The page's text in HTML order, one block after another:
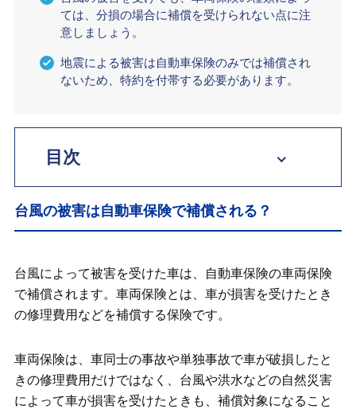
ては、分損の場合に補償を受けられない点に注
意しましょう。
地震による被害は自動車保険のみでは補償され
ないため、特約を付帯する必要があります。
目次
台風の被害は自動車保険で補償される？
自動車保険で台風の被害が補償される例
台風で自動車が被害にあった後の対処法
と保険金請求手続き
台風の被害は自動車保険で補償される？
台風によって被害を受けた車は、自動車保険の車両保険
で補償されます。車両保険とは、車が損害を受けたとき
の修理費用などを補償する保険です。
車両保険は、車同士の事故や単独事故で車が破損したと
きの修理費用だけではなく、台風や洪水などの自然災害
によって車が損害を受けたときも、補償対象になること